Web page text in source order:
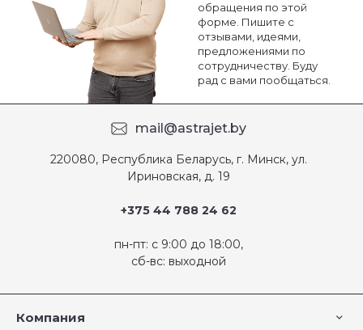
обращения по этой
форме. Пишите с
отзывами, идеями,
предложениями по
сотрудничеству. Буду
рад с вами пообщаться.
mail@astrajet.by
220080, Республика Беларусь, г. Минск, ул.
Ириновская, д. 19
+375 44 788 24 62
пн-пт: с 9:00 до 18:00,
сб-вс: выходной
Компания